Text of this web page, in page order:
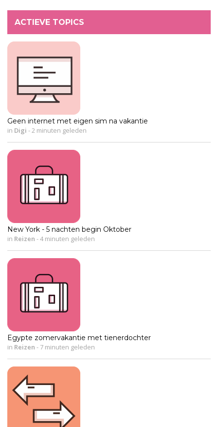
ACTIEVE TOPICS
Geen internet met eigen sim na vakantie
in Digi -2 minuten geleden
New York - 5 nachten begin Oktober
in Reizen -4 minuten geleden
Egypte zomervakantie met tienerdochter
in Reizen - 7 minuten geleden